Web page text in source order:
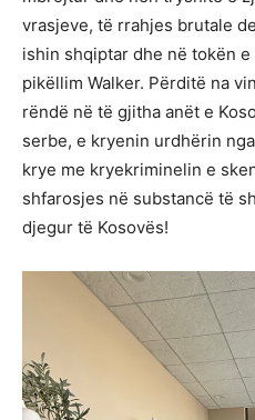
vrasjeve, të rrahjes brutale
ishin shqiptar dhe në tokën
pikëllim Walker. Përditë na
rëndë në të gjitha anët e
serbe, e kryenin urdhërin
krye me kryekriminelin e
shfarosjes në substancë të
djegur të Kosovës!